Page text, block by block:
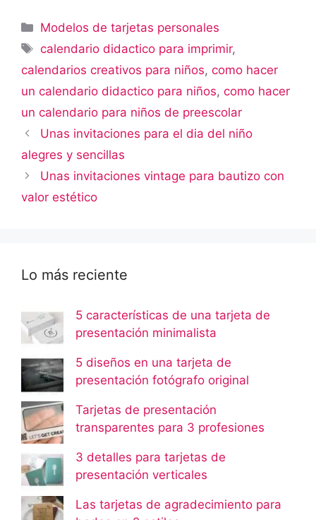
Categorías
Modelos de tarjetas personales
Etiquetas
calendario didactico para imprimir,
calendarios creativos para niños, como hacer
un calendario didactico para niños, como hacer
un calendario para niños de preescolar
Unas invitaciones para el dia del niño
alegres y sencillas
Unas invitaciones vintage para bautizo con
valor estético
Lo más reciente
5 características de una tarjeta de
presentación minimalista
5 diseños en una tarjeta de
presentación fotógrafo original
Tarjetas de presentación
transparentes para 3 profesiones
3 detalles para tarjetas de
presentación verticales
Las tarjetas de agradecimiento para